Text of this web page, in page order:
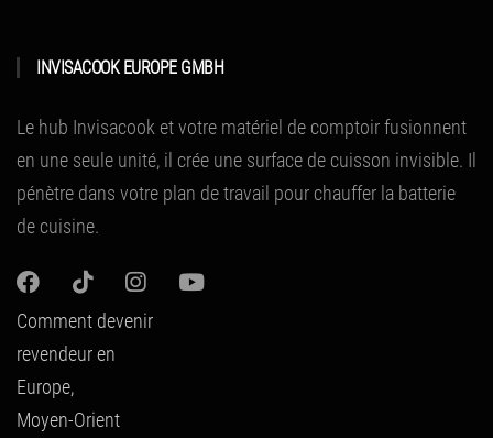
INVISACOOK EUROPE GMBH
Le hub Invisacook et votre matériel de comptoir fusionnent
en une seule unité, il crée une surface de cuisson invisible. Il
pénètre dans votre plan de travail pour chauffer la batterie
de cuisine.
Comment devenir
revendeur en
Europe,
Moyen-Orient